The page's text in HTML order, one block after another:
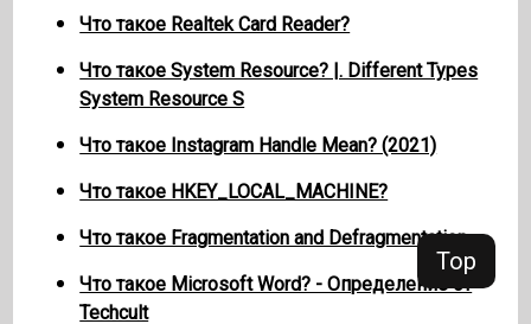
Top
Что такое Realtek Card Reader?
Что такое System Resource? |. Different Types
System Resource S
Что такое Instagram Handle Mean? (2021)
Что такое HKEY_LOCAL_MACHINE?
Что такое Fragmentation and Defragmentation
Что такое Microsoft Word? - Определение от
Techcult